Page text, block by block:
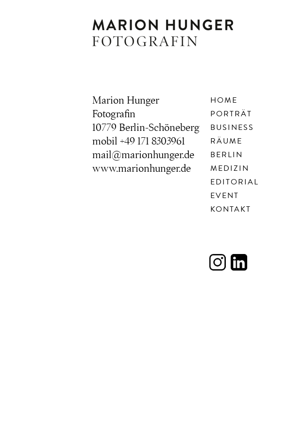
Marion Hunger
Fotografin
10779 Berlin-Schöneberg
mobil +49 171 8303961
mail@marionhunger.de
www.marionhunger.de
HOME
PORTRÄT
BUSINESS
RÄUME
BERLIN
MEDIZIN
EDITORIAL
EVENT
KONTAKT